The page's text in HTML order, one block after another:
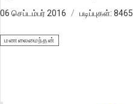
06 செப்டம்பர் 2016 படிப்புகள்: 8465
மணலைமைந்தன்